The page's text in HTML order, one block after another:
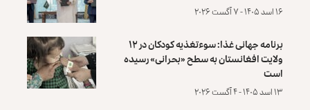
۱۶ اسد ۱۴۰۵ - ۷ آگست ۲۰۲۶
برنامه جهانی غذا: سوءتغذیه کودکان در ۱۲
ولایت افغانستان به سطح «بحرانی» رسیده
است
۱۳ اسد ۱۴۰۵ - ۴ آگست ۲۰۲۶